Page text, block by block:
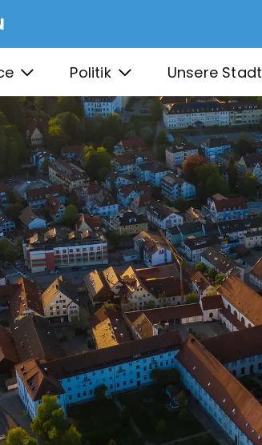
Politik Unsere Stadt